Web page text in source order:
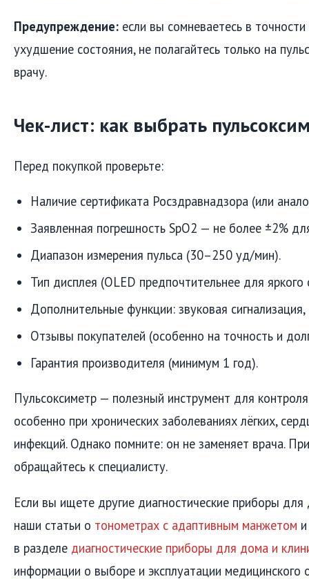
Предупреждение: если вы сомневаетесь в
ухудшение состояния, не полагайтесь только на
врачу.
Чек-лист: как выбрать
Перед покупкой проверьте:
Наличие сертификата Росздравнадзора (или
Заявленная погрешность SpO2 — не более ±2%
Диапазон измерения пульса (30–250 уд/мин).
Тип дисплея (OLED предпочтительнее для яркого
Дополнительные функции: звуковая
Отзывы покупателей (особенно на точность и
Гарантия производителя (минимум 1 год).
Пульсоксиметр — полезный инструмент для
особенно при хронических заболеваниях лёгких,
инфекций. Однако помните: он не заменяет врача.
обращайтесь к специалисту.
Если вы ищете другие диагностические приборы
наши статьи о тонометрах с адаптивным манжетом
в разделе диагностические приборы для дома и
информации о выборе и эксплуатации медицинского